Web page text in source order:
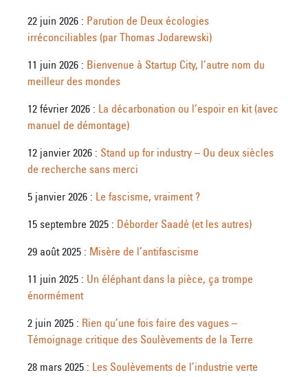
22 juin 2026 : Parution de Deux écologies
irréconciliables (par Thomas Jodarewski)
11 juin 2026 : Bienvenue à Startup City, l’autre nom du
meilleur des mondes
12 février 2026 : La décarbonation ou l’espoir en kit (avec
manuel de démontage)
12 janvier 2026 : Stand up for industry – Ou deux siècles
de recherche sans merci
5 janvier 2026 : Le fascisme, vraiment ?
15 septembre 2025 : Déborder Saadé (et les autres)
29 août 2025 : Misère de l’antifascisme
11 juin 2025 : Un éléphant dans la pièce, ça trompe
énormément
2 juin 2025 : Rien qu’une fois faire des vagues –
Témoignage critique des Soulèvements de la Terre
28 mars 2025 : Les Soulèvements de l’industrie verte